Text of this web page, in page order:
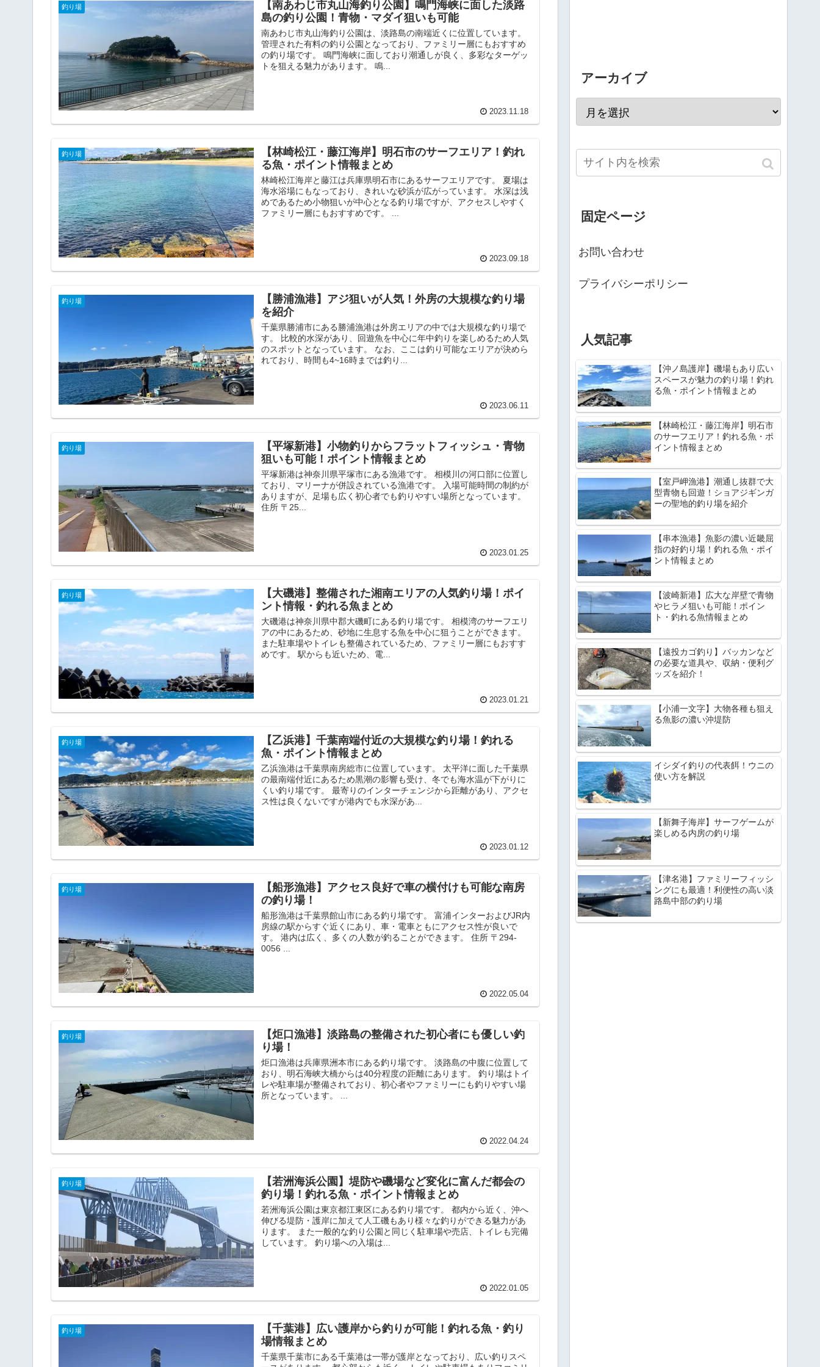
釣り場
【南あわじ市丸山海釣り公園】鳴門海峡に面した淡路
島の釣り公園！青物・マダイ狙いも可能
南あわじ市丸山海釣り公園は、淡路島の南端近くに位置しています。
管理された有料の釣り公園となっており、ファミリー層にもおすすめ
の釣り場です。 鳴門海峡に面しており潮通しが良く、多彩なターゲッ
トを狙える魅力があります。 鳴...
2023.11.18
釣り場
【林崎松江・藤江海岸】明石市のサーフエリア！釣れ
る魚・ポイント情報まとめ
林崎松江海岸と藤江は兵庫県明石市にあるサーフエリアです。 夏場は
海水浴場にもなっており、きれいな砂浜が広がっています。 水深は浅
めであるため小物狙いが中心となる釣り場ですが、アクセスしやすく
ファミリー層にもおすすめです。 ...
2023.09.18
釣り場
【勝浦漁港】アジ狙いが人気！外房の大規模な釣り場
を紹介
千葉県勝浦市にある勝浦漁港は外房エリアの中では大規模な釣り場で
す。 比較的水深があり、回遊魚を中心に年中釣りを楽しめるため人気
のスポットとなっています。 なお、ここは釣り可能なエリアが決めら
れており、時間も4~16時までは釣り...
2023.06.11
釣り場
【平塚新港】小物釣りからフラットフィッシュ・青物
狙いも可能！ポイント情報まとめ
平塚新港は神奈川県平塚市にある漁港です。 相模川の河口部に位置し
ており、マリーナが併設されている漁港です。 入場可能時間の制約が
ありますが、足場も広く初心者でも釣りやすい場所となっています。
住所 〒25...
2023.01.25
釣り場
【大磯港】整備された湘南エリアの人気釣り場！ポイ
ント情報・釣れる魚まとめ
大磯港は神奈川県中郡大磯町にある釣り場です。 相模湾のサーフエリ
アの中にあるため、砂地に生息する魚を中心に狙うことができます。
また駐車場やトイレも整備されているため、ファミリー層にもおすす
めです。 駅からも近いため、電...
2023.01.21
釣り場
【乙浜港】千葉南端付近の大規模な釣り場！釣れる
魚・ポイント情報まとめ
乙浜漁港は千葉県南房総市に位置しています。 太平洋に面した千葉県
の最南端付近にあるため黒潮の影響も受け、冬でも海水温が下がりに
くい釣り場です。 最寄りのインターチェンジから距離があり、アクセ
ス性は良くないですが港内でも水深があ...
2023.01.12
釣り場
【船形漁港】アクセス良好で車の横付けも可能な南房
の釣り場！
船形漁港は千葉県館山市にある釣り場です。 富浦インターおよびJR内
房線の駅からすぐ近くにあり、車・電車ともにアクセス性が良いで
す。 港内は広く、多くの人数が釣ることができます。 住所 〒294-
0056 ...
2022.05.04
釣り場
【炬口漁港】淡路島の整備された初心者にも優しい釣
り場！
炬口漁港は兵庫県洲本市にある釣り場です。 淡路島の中腹に位置して
おり、明石海峡大橋からは40分程度の距離にあります。 釣り場はトイ
レや駐車場が整備されており、初心者やファミリーにも釣りやすい場
所となっています。 ...
2022.04.24
釣り場
【若洲海浜公園】堤防や磯場など変化に富んだ都会の
釣り場！釣れる魚・ポイント情報まとめ
若洲海浜公園は東京都江東区にある釣り場です。 都内から近く、沖へ
伸びる堤防・護岸に加えて人工磯もあり様々な釣りができる魅力があ
ります。 また一般的な釣り公園と同じく駐車場や売店、トイレも完備
しています。 釣り場への入場は...
2022.01.05
釣り場
【千葉港】広い護岸から釣りが可能！釣れる魚・釣り
場情報まとめ
千葉県千葉市にある千葉港は一帯が護岸となっており、広い釣りスペ
アーカイブ
固定ページ
お問い合わせ
プライバシーポリシー
人気記事
【沖ノ島護岸】磯場もあり広い
スペースが魅力の釣り場！釣れ
る魚・ポイント情報まとめ
【林崎松江・藤江海岸】明石市
のサーフエリア！釣れる魚・ポ
イント情報まとめ
【室戸岬漁港】潮通し抜群で大
型青物も回遊！ショアジギンガ
ーの聖地的釣り場を紹介
【串本漁港】魚影の濃い近畿屈
指の好釣り場！釣れる魚・ポイ
ント情報まとめ
【波崎新港】広大な岸壁で青物
やヒラメ狙いも可能！ポイン
ト・釣れる魚情報まとめ
【遠投カゴ釣り】バッカンなど
の必要な道具や、収納・便利グ
ッズを紹介！
【小浦一文字】大物各種も狙え
る魚影の濃い沖堤防
イシダイ釣りの代表餌！ウニの
使い方を解説
【新舞子海岸】サーフゲームが
楽しめる内房の釣り場
【津名港】ファミリーフィッシ
ングにも最適！利便性の高い淡
路島中部の釣り場